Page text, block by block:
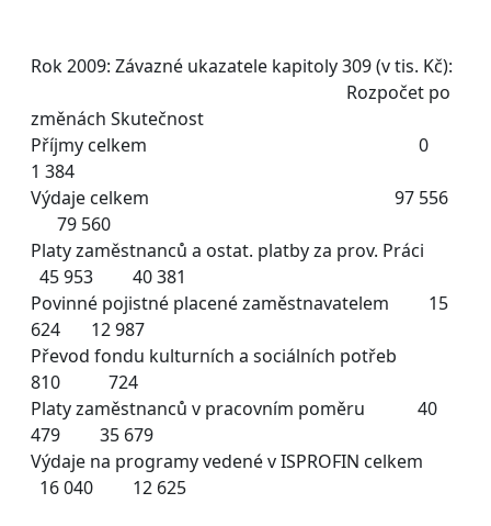
Rok 2009: Závazné ukazatele kapitoly 309 (v tis. Kč):
Rozpočet po
změnách Skutečnost
Příjmy celkem 0
1 384
Výdaje celkem 97 556
79 560
Platy zaměstnanců a ostat. platby za prov. Práci
45 953 40 381
Povinné pojistné placené zaměstnavatelem 15
624 12 987
Převod fondu kulturních a sociálních potřeb
810 724
Platy zaměstnanců v pracovním poměru 40
479 35 679
Výdaje na programy vedené v ISPROFIN celkem
16 040 12 625